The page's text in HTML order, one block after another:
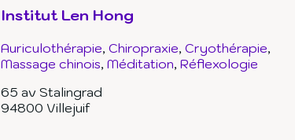
Institut Len Hong
Auriculothérapie Chiropraxie Cryothérapie
Massage chinois Méditation Réflexologie
65 av Stalingrad
94800 Villejuif